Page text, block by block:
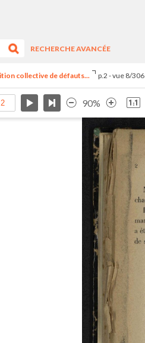
RECHERCHE AVANCÉE
collective de défauts... p.2 - vue 8/306
90%